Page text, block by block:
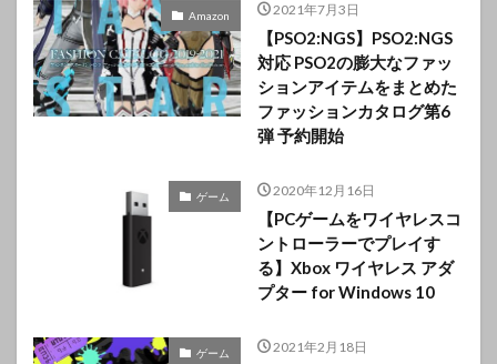
Amazon 2021年7月3日
【PSO2:NGS】PSO2:NGS
対応 PSO2の膨大なファッ
ションアイテムをまとめた
ファッションカタログ第6
弾 予約開始
ゲーム 2020年12月16日
【PCゲームをワイヤレスコ
ントローラーでプレイす
る】Xbox ワイヤレス アダ
プター for Windows 10
ゲーム 2021年2月18日